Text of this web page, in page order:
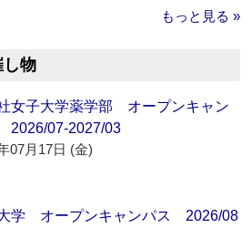
もっと見る »
し物
女子大学薬学部 オープンキャン
2026/07-2027/03
07月17日 (金)
学 オープンキャンパス 2026/08